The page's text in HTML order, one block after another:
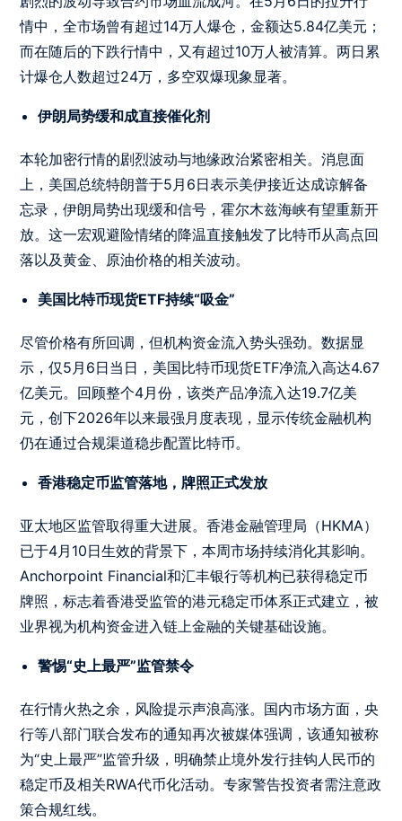
情中，全市场曾有超过14万人爆仓，金额达5.84亿美元；
而在随后的下跌行情中，又有超过10万人被清算。两日累
计爆仓人数超过24万，多空双爆现象显著。
伊朗局势缓和成直接催化剂
本轮加密行情的剧烈波动与地缘政治紧密相关。消息面
上，美国总统特朗普于5月6日表示美伊接近达成谅解备
忘录，伊朗局势出现缓和信号，霍尔木兹海峡有望重新开
放。这一宏观避险情绪的降温直接触发了比特币从高点回
落以及黄金、原油价格的相关波动。
美国比特币现货ETF持续“吸金”
尽管价格有所回调，但机构资金流入势头强劲。数据显
示，仅5月6日当日，美国比特币现货ETF净流入高达4.67
亿美元。回顾整个4月份，该类产品净流入达19.7亿美
元，创下2026年以来最强月度表现，显示传统金融机构
仍在通过合规渠道稳步配置比特币。
香港稳定币监管落地，牌照正式发放
亚太地区监管取得重大进展。香港金融管理局（HKMA）
已于4月10日生效的背景下，本周市场持续消化其影响。
Anchorpoint Financial和汇丰银行等机构已获得稳定币
牌照，标志着香港受监管的港元稳定币体系正式建立，被
业界视为机构资金进入链上金融的关键基础设施。
警惕“史上最严”监管禁令
在行情火热之余，风险提示声浪高涨。国内市场方面，央
行等八部门联合发布的通知再次被媒体强调，该通知被称
为“史上最严”监管升级，明确禁止境外发行挂钩人民币的
稳定币及相关RWA代币化活动。专家警告投资者需注意政
策合规红线。